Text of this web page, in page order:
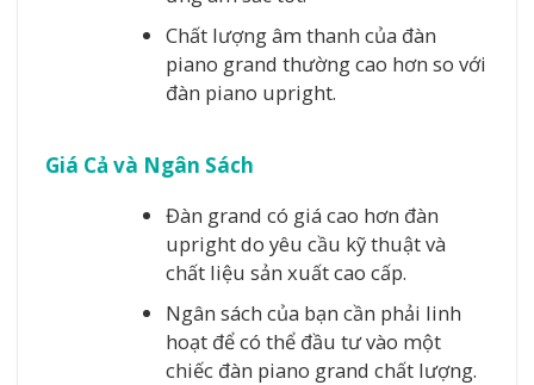
Chất lượng âm thanh của đàn
piano grand thường cao hơn so với
đàn piano upright.
Giá Cả và Ngân Sách
Đàn grand có giá cao hơn đàn
upright do yêu cầu kỹ thuật và
chất liệu sản xuất cao cấp.
Ngân sách của bạn cần phải linh
hoạt để có thể đầu tư vào một
chiếc đàn piano grand chất lượng.